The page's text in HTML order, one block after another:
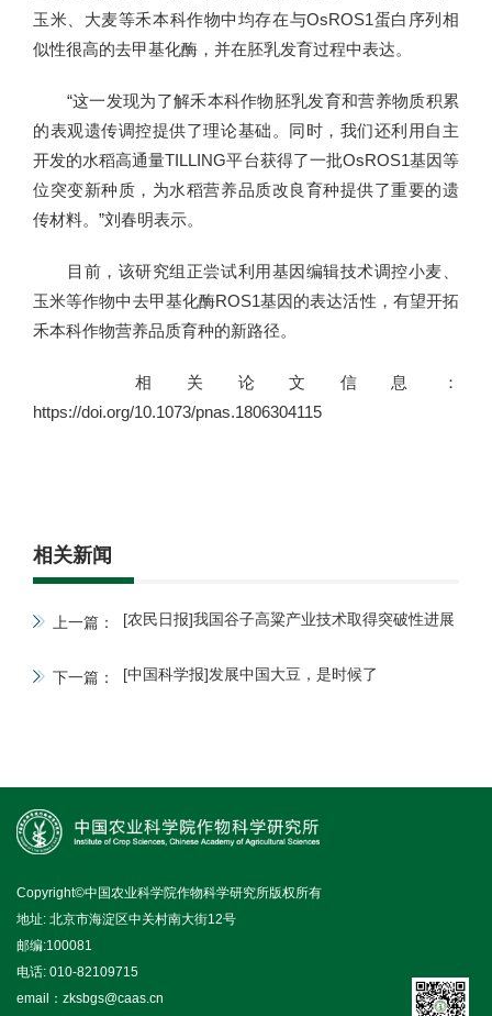
玉米、大麦等禾本科作物中均存在与OsROS1蛋白序列相
似性很高的去甲基化酶，并在胚乳发育过程中表达。
“这一发现为了解禾本科作物胚乳发育和营养物质积累
的表观遗传调控提供了理论基础。同时，我们还利用自主
开发的水稻高通量TILLING平台获得了一批OsROS1基因等
位突变新种质，为水稻营养品质改良育种提供了重要的遗
传材料。”刘春明表示。
目前，该研究组正尝试利用基因编辑技术调控小麦、
玉米等作物中去甲基化酶ROS1基因的表达活性，有望开拓
禾本科作物营养品质育种的新路径。
相关论文信息：
https://doi.org/10.1073/pnas.1806304115
相关新闻
上一篇： [农民日报]我国谷子高粱产业技术取得突破性进展
下一篇： [中国科学报]发展中国大豆，是时候了
Copyright©中国农业科学院作物科学研究所版权所有
地址: 北京市海淀区中关村南大街12号
邮编:100081
电话: 010-82109715
email：zksbgs@caas.cn